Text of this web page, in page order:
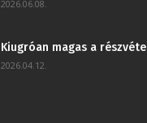
2026.06.08.
Kiugróan magas a
2026.04.12.